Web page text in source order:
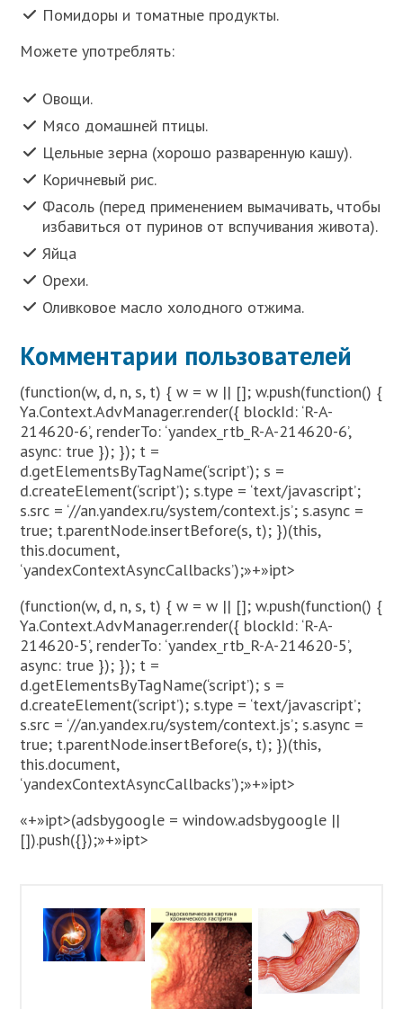
Помидоры и томатные продукты.
Можете употреблять:
Овощи.
Мясо домашней птицы.
Цельные зерна (хорошо разваренную кашу).
Коричневый рис.
Фасоль (перед применением вымачивать, чтобы
избавиться от пуринов от вспучивания живота).
Яйца
Орехи.
Оливковое масло холодного отжима.
Комментарии пользователей
(function(w, d, n, s, t) { w = w || []; w.push(function() {
Ya.Context.AdvManager.render({ blockId: ‘R-A-
214620-6’, renderTo: ‘yandex_rtb_R-A-214620-6’,
async: true }); }); t =
d.getElementsByTagName(‘script’); s =
d.createElement(‘script’); s.type = ‘text/javascript’;
s.src = ‘//an.yandex.ru/system/context.js’; s.async =
true; t.parentNode.insertBefore(s, t); })(this,
this.document,
‘yandexContextAsyncCallbacks’);»+»ipt>
(function(w, d, n, s, t) { w = w || []; w.push(function() {
Ya.Context.AdvManager.render({ blockId: ‘R-A-
214620-5’, renderTo: ‘yandex_rtb_R-A-214620-5’,
async: true }); }); t =
d.getElementsByTagName(‘script’); s =
d.createElement(‘script’); s.type = ‘text/javascript’;
s.src = ‘//an.yandex.ru/system/context.js’; s.async =
true; t.parentNode.insertBefore(s, t); })(this,
this.document,
‘yandexContextAsyncCallbacks’);»+»ipt>
«+»ipt>(adsbygoogle = window.adsbygoogle ||
[]).push({});»+»ipt>